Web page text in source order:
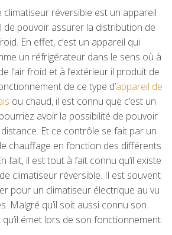
climatiseur réversible est un appareil
de pouvoir assurer la distribution de
En effet, c’est un appareil qui
un réfrigérateur dans le sens où à
l’air froid et à l’extérieur il produit de
de ce type d’appareil de
ou chaud, il est connu que c’est un
avoir la possibilité de pouvoir
Et ce contrôle se fait par un
chauffage en fonction des différents
fait, il est tout à fait connu qu’il existe
climatiseur réversible. Il est souvent
pour un climatiseur électrique au vu
Malgré qu’il soit aussi connu son
émet lors de son fonctionnement.